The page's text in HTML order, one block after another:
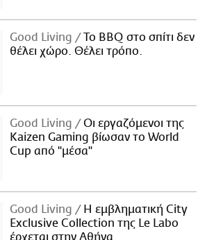
Good Living
Το BBQ στο σπίτι δεν
θέλει χώρο. Θέλει τρόπο.
Good Living
Οι εργαζόμενοι της
Kaizen Gaming βίωσαν το World
Cup από "μέσα"
Good Living
Η εμβληματική City
Exclusive Collection της Le Labo
έρχεται στην Αθήνα